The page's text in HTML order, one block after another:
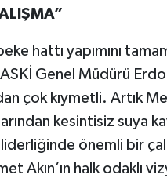
hattı yapımını
Genel Müdürü
çok kıymetli. Artık
kesintisiz suya
liderliğinde önemli bir
Akın’ın halk odaklı